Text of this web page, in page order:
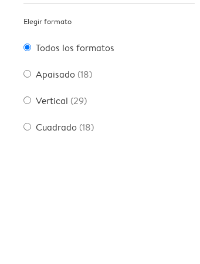
Elegir formato
Todos los formatos
Apaisado (18)
Vertical (29)
Cuadrado (18)